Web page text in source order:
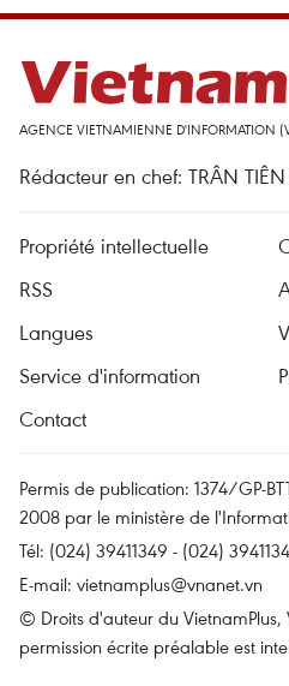
AGENCE VIETNAMIENNE D'INFORMATION
Rédacteur en chef: TRÂN
Propriété intellectuelle
RSS
Langues
Service d'information
Contact
Permis de publication: 1374/GP-
2008 par le ministère de
Tél: (024) 39411349 - (024)
E-mail: vietnamplus@vnanet.vn
© Droits d'auteur du VietnamPlus,
permission écrite préalable est